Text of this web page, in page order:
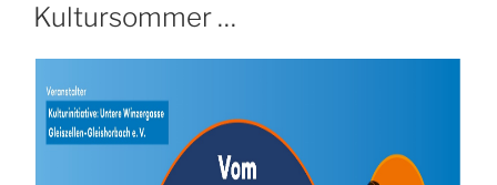
Kultursommer …